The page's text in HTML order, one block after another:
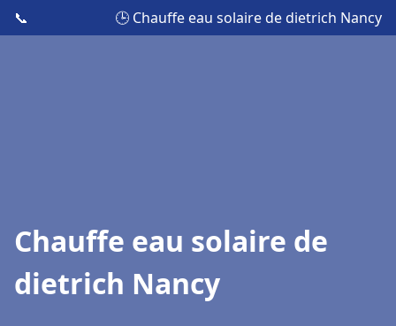
📞 🕒 Chauffe eau solaire de dietrich Nancy
Chauffe eau solaire de
dietrich Nancy